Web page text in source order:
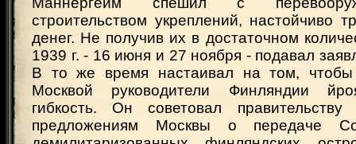
строительством укреплений, настойчиво
денег. Не получив их в достаточном
1939 г. - 16 июня и 27 ноября - подавал
В то же время настаивал на том, чтобы
Москвой руководители Финляндии
гибкость. Он советовал правительству
предложениям Москвы о передаче